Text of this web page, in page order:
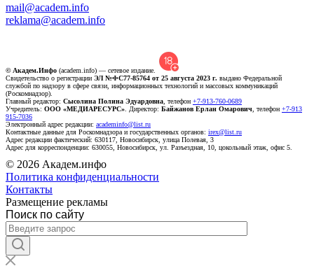
mail@academ.info
reklama@academ.info
© Академ.Инфо (academ.info) — сетевое издание.
Свидетельство о регистрации ЭЛ №ФС77-85764 от 25 августа 2023 г. выдано Федеральной
службой по надзору в сфере связи, информационных технологий и массовых коммуникаций
(Роскомнадзор).
Главный редактор: Сысолина Полина Эдуардовна , телефон +7-913-760-0689
Учредитель: ООО «МЕДИАРЕСУРС» . Директор: Байжанов Ерлан Омарович , телефон +7-913
915-7036
Электронный адрес редакции: academinfo@list.ru
Контактные данные для Роскомнадзора и государственных органов: irex@list.ru
Адрес редакции фактический: 630117, Новосибирск, улица Полевая, 3
Адрес для корреспонденции: 630055, Новосибирск, ул. Разъездная, 10, цокольный этаж, офис 5.
© 2026 Академ.инфо
Политика конфиденциальности
Контакты
Размещение рекламы
Поиск по сайту